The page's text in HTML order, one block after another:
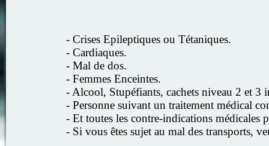
- Crises Epileptiques ou Tétaniques.
- Cardiaques.
- Mal de dos.
- Femmes Enceintes.
- Alcool, Stupéfiants, cachets niveau 2 et 3
- Personne suivant un traitement médical
- Et toutes les contre-indications médicales
- Si vous êtes sujet au mal des transports,